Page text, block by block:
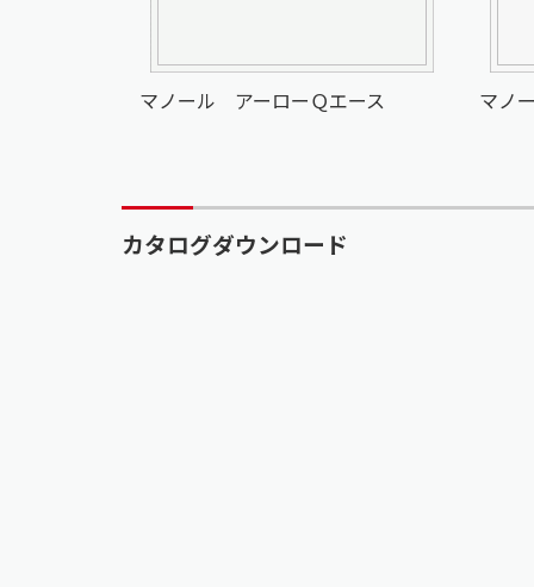
マノール アーローＱエース マノ
カタログダウンロード